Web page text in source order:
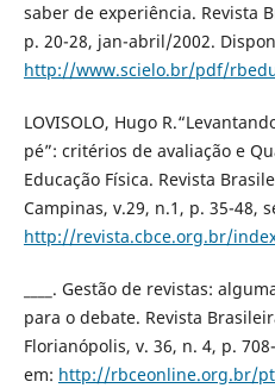
saber de experiência. Revista
p. 20-28, jan-abril/2002.
http://www.scielo.br/pdf/
LOVISOLO, Hugo
pé”: critérios de avaliação e
Educação Física. Revista
Campinas, v.29, n.1, p. 35-48,
http://revista.cbce.org.br/
____. Gestão de revistas:
para o debate. Revista
Florianópolis, v. 36, n. 4, p.
em: http://rbceonline.org.br/